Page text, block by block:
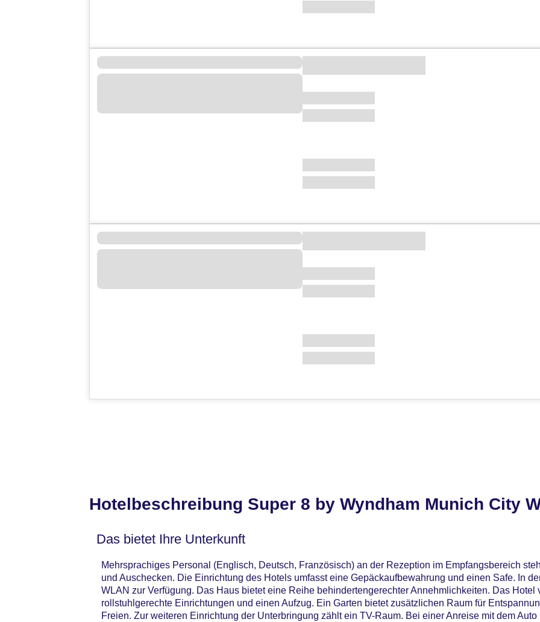
Hotelbeschreibung Super 8 by Wyndham Munich City
Das bietet Ihre Unterkunft
Mehrsprachiges Personal (Englisch, Deutsch, Französisch) an der Rezeption im Empfangsbereich
und Auschecken. Die Einrichtung des Hotels umfasst eine Gepäckaufbewahrung und einen Safe. In
WLAN zur Verfügung. Das Haus bietet eine Reihe behindertengerechter Annehmlichkeiten. Das Hotel
rollstuhlgerechte Einrichtungen und einen Aufzug. Ein Garten bietet zusätzlichen Raum für
Freien. Zur weiteren Einrichtung der Unterbringung zählt ein TV-Raum. Bei einer Anreise mit dem